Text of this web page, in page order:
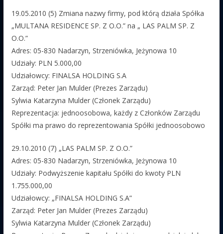
19.05.2010 (5) Zmiana nazwy firmy, pod którą działa Spółka
„MULTANA RESIDENCE SP. Z O.O.” na „ LAS PALM SP. Z
O.O.”
Adres: 05-830 Nadarzyn, Strzeniówka, Jeżynowa 10
Udziały: PLN 5.000,00
Udziałowcy: FINALSA HOLDING S.A
Zarząd: Peter Jan Mulder (Prezes Zarządu)
Sylwia Katarzyna Mulder (Członek Zarządu)
Reprezentacja: jednoosobowa, każdy z Członków Zarządu
Spółki ma prawo do reprezentowania Spółki jednoosobowo
29.10.2010 (7) „LAS PALM SP. Z O.O.”
Adres: 05-830 Nadarzyn, Strzeniówka, Jeżynowa 10
Udziały: Podwyższenie kapitału Spółki do kwoty PLN
1.755.000,00
Udziałowcy: „FINALSA HOLDING S.A”
Zarząd: Peter Jan Mulder (Prezes Zarządu)
Sylwia Katarzyna Mulder (Członek Zarządu)